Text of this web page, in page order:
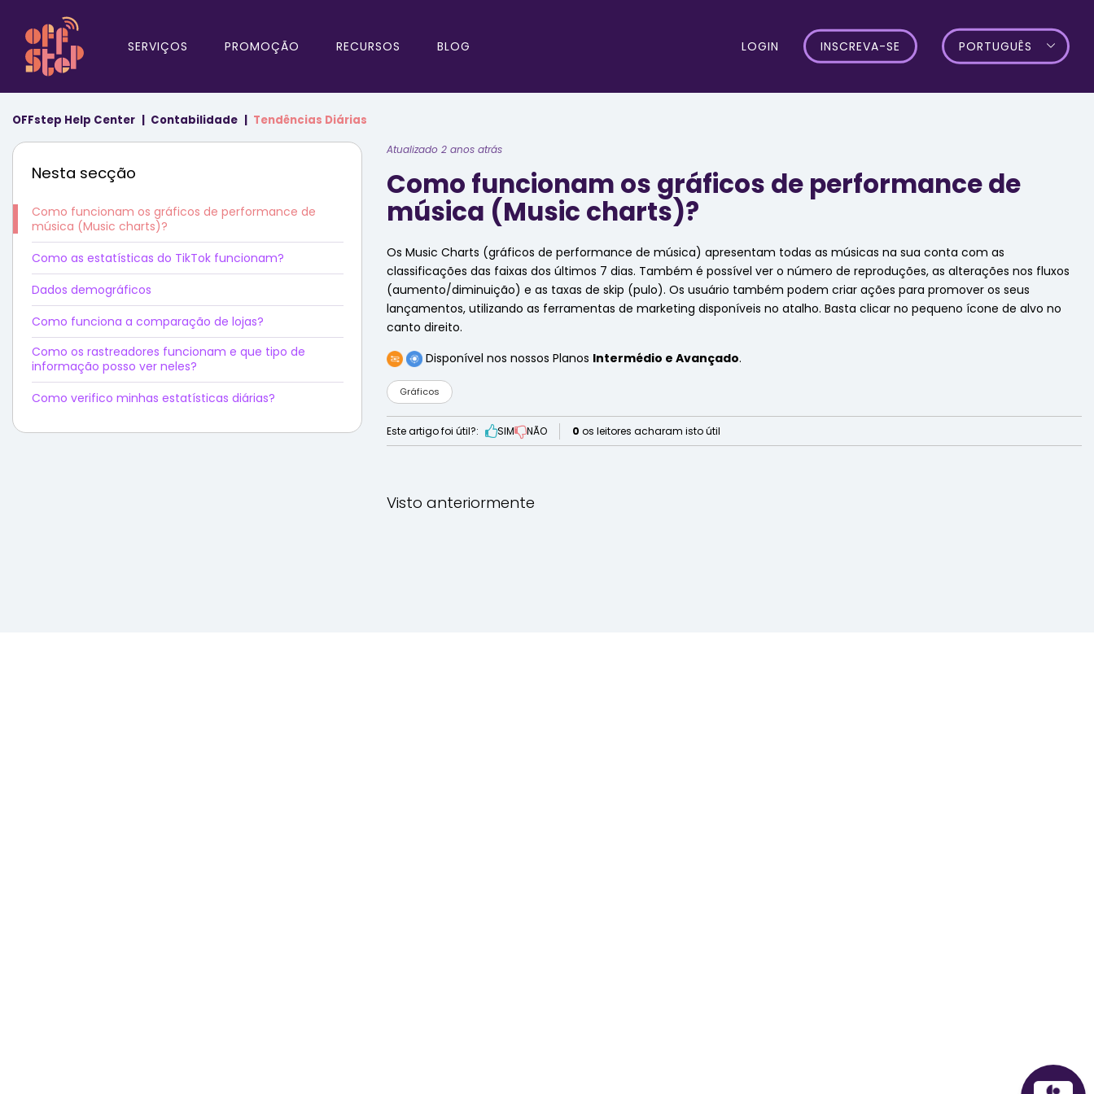
SERVIÇOS PROMOÇÃO RECURSOS BLOG LOGIN INSCREVA-SE PORTUGUÊS
OFFstep Help Center Contabilidade Tendências Diárias
Nesta secção
Como funcionam os gráficos de performance de
música (Music charts)?
Como as estatísticas do TikTok funcionam?
Dados demográficos
Como funciona a comparação de lojas?
Como os rastreadores funcionam e que tipo de
informação posso ver neles?
Como verifico minhas estatísticas diárias?
Atualizado 2 anos atrás
Como funcionam os gráficos de performance de
música (Music charts)?
Os Music Charts (gráficos de performance de música) apresentam todas as músicas na sua conta com as
classificações das faixas dos últimos 7 dias. Também é possível ver o número de reproduções, as alterações nos fluxos
(aumento/diminuição) e as taxas de skip (pulo). Os usuário também podem criar ações para promover os seus
lançamentos, utilizando as ferramentas de marketing disponíveis no atalho. Basta clicar no pequeno ícone de alvo no
canto direito.
Disponível nos nossos Planos Intermédio e Avançado.
Gráficos
Este artigo foi útil?: SIM NÃO 0 os leitores acharam isto útil
Visto anteriormente